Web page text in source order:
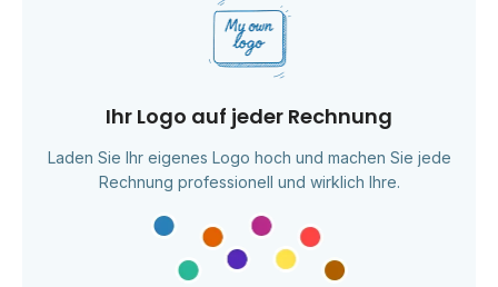
Ihr Logo auf jeder Rechnung
Laden Sie Ihr eigenes Logo hoch und machen Sie jede
Rechnung professionell und wirklich Ihre.